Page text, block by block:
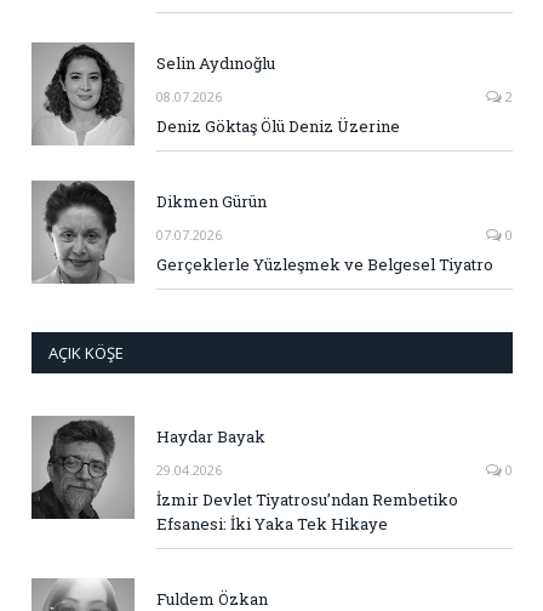
Selin Aydınoğlu
08.07.2026 2
Deniz Göktaş Ölü Deniz Üzerine
Dikmen Gürün
07.07.2026 0
Gerçeklerle Yüzleşmek ve Belgesel Tiyatro
AÇIK KÖŞE
Haydar Bayak
29.04.2026 0
İzmir Devlet Tiyatrosu’ndan Rembetiko
Efsanesi: İki Yaka Tek Hikaye
Fuldem Özkan